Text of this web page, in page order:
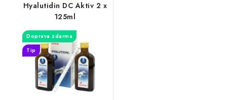
Hyalutidin DC Aktiv 2 x
125ml
Doprava zdarma
Tip